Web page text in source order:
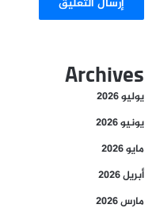
Archives
يوليو 2026
يونيو 2026
مايو 2026
أبريل 2026
مارس 2026